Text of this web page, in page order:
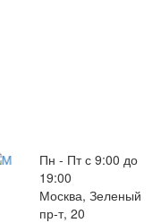
Пн - Пт с 9:00 до
19:00
Москва, Зеленый
пр-т, 20